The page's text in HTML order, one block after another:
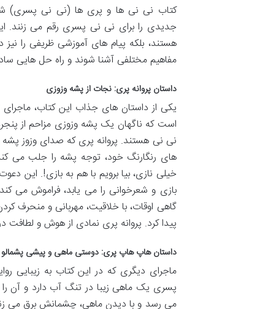
کتاب نی نی ها و پری ها (نی نی پسری)
جدیدی را برای نی نی پسری رقم می زنند.
هستند، بلکه پیام های آموزشی ظریفی را
مفاهیم مختلفی آشنا شوند و راه حل هایی
داستان پروانه پری: نجات از پشه وزوزی
یکی از داستان های جذاب این کتاب،
است که ناگهان یک پشه وزوزی مزاحم از
نی نی هستند. پروانه پری که صدای وزوز
های رنگارنگ خود، توجه پشه را جلب می
خیلی نازی، بیا برویم با هم به بازی!. این
بازی و شعرخوانی را می یابد، فراموش می
گاهی اوقات، با خلاقیت، مهربانی و منحرف
پیدا کرد. پروانه پری نمادی از هوش و
داستان هاپ هاپ پری: دوستی ماهی و پیشی پشمالو
ماجرای دیگری که در این کتاب به
پسری یک ماهی زیبا در تنگ آب دارد و آن را
می رسد و با دیدن ماهی، چشمانش برق می زند.